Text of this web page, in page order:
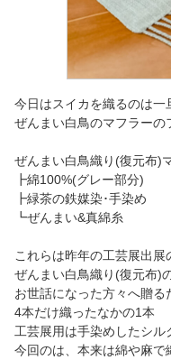
今日はスイカを織るのは一
ぜんまい白鳥のマフラーの
ぜんまい白鳥織り(復元布)
┣綿100%(グレー部分)
┣緑茶の鉄媒染･手染め
┗ぜんまい&真綿糸
これらは昨年の工芸展出展
ぜんまい白鳥織り(復元布)
お世話になった方々へ贈る
4本だけ織ったなかの1本
工芸展用は手染めしたシ
今回のは、本来は綿や麻で